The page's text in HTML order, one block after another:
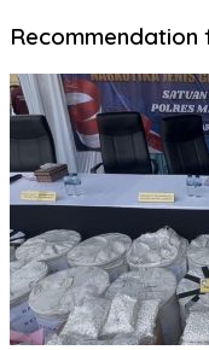
Recommendation